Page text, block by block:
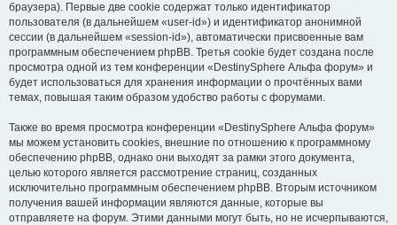
браузера). Первые две cookie содержат только идентификатор
пользователя (в дальнейшем «user-id») и идентификатор анонимной
сессии (в дальнейшем «session-id»), автоматически присвоенные вам
программным обеспечением phpBB. Третья cookie будет создана после
просмотра одной из тем конференции «DestinySphere Альфа форум» и
будет использоваться для хранения информации о прочтённых вами
темах, повышая таким образом удобство работы с форумами.
Также во время просмотра конференции «DestinySphere Альфа форум»
мы можем установить cookies, внешние по отношению к программному
обеспечению phpBB, однако они выходят за рамки этого документа,
целью которого является рассмотрение страниц, созданных
исключительно программным обеспечением phpBB. Вторым источником
получения вашей информации являются данные, которые вы
отправляете на форум. Этими данными могут быть, но не исчерпываются,